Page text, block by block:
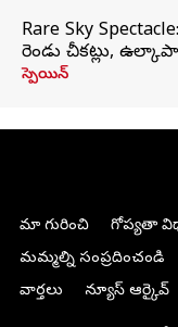
Rare Sky
రెండు చీకట్లు,
స్పెయిన్
మా గురించి గోప్యతా
మమ్మల్ని సంప్రదించండి
వార్తలు
న్యూస్ ఆర్కైవ్